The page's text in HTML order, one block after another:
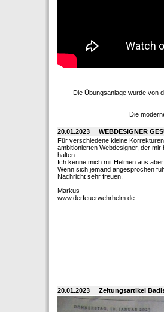
Die Übungsanlage wurde von
Die
20.01.2023
WEBDESIGNER
Für verschiedene kleine
ambitionierten Webdesigner, der
halten.
Ich kenne mich mit Helmen aus
Wenn sich jemand angesprochen
Nachricht sehr freuen.
Markus
www.derfeuerwehrhelm.de
20.01.2023 Zeitungsartikel